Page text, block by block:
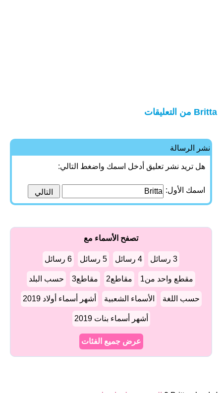
Britta من التعليقات
نشر الرسالة
هل تريد نشر تعليق أدخل اسمك واضغط التالي:
اسمك الأول:
تصفح الأسماء مع
3 رسائل 4 رسائل 5 رسائل 6 رسائل
مقطع واحد من1 مقاطع2 مقاطع3 حسب البلد
حسب اللغة الأسماء الشعبية أشهر أسماء أولاد 2019
أشهر أسماء بنات 2019
عرض جميع الفئات